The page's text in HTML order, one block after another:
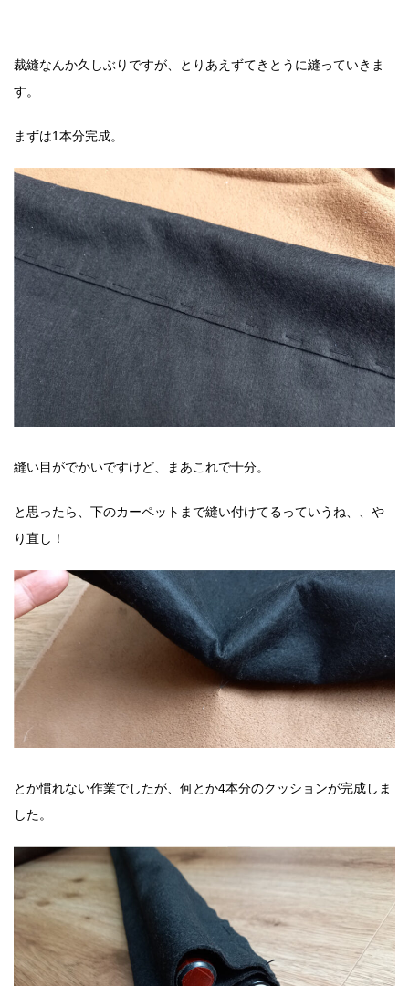
裁縫なんか久しぶりですが、とりあえずてきとうに縫っていきま
す。
まずは1本分完成。
縫い目がでかいですけど、まあこれで十分。
と思ったら、下のカーペットまで縫い付けてるっていうね、、や
り直し！
とか慣れない作業でしたが、何とか4本分のクッションが完成しま
した。